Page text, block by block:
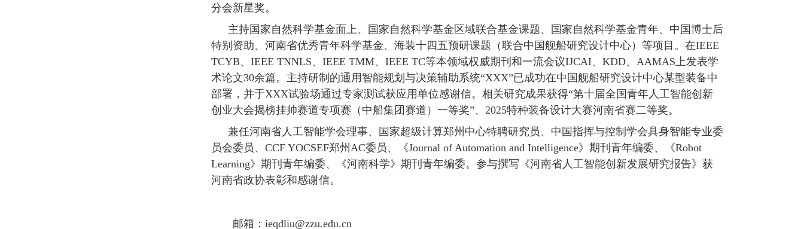
分会新星奖。
主持国家自然科学基金面上、国家自然科学基金区域联合基金课题、国家自然科学基金青年、中国博士后
特别资助、河南省优秀青年科学基金、海装十四五预研课题（联合中国舰船研究设计中心）等项目。在IEEE
TCYB、IEEE TNNLS、IEEE TMM、IEEE TC等本领域权威期刊和一流会议IJCAI、KDD、AAMAS上发表学
术论文30余篇。主持研制的通用智能规划与决策辅助系统“XXX”已成功在中国舰船研究设计中心某型装备中
部署，并于XXX试验场通过专家测试获应用单位感谢信。相关研究成果获得“第十届全国青年人工智能创新
创业大会揭榜挂帅赛道专项赛（中船集团赛道）一等奖”、2025特种装备设计大赛河南省赛二等奖。
兼任河南省人工智能学会理事、国家超级计算郑州中心特聘研究员、中国指挥与控制学会具身智能专业委
员会委员、CCF YOCSEF郑州AC委员、《Journal of Automation and Intelligence》期刊青年编委、《Robot
Learning》期刊青年编委、《河南科学》期刊青年编委。参与撰写《河南省人工智能创新发展研究报告》获
河南省政协表彰和感谢信。
邮箱：ieqdliu@zzu.edu.cn